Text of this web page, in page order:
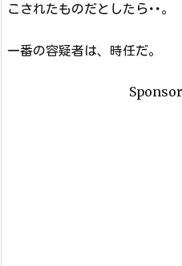
こされたものだとしたら･･。
一番の容疑者は、時任だ。